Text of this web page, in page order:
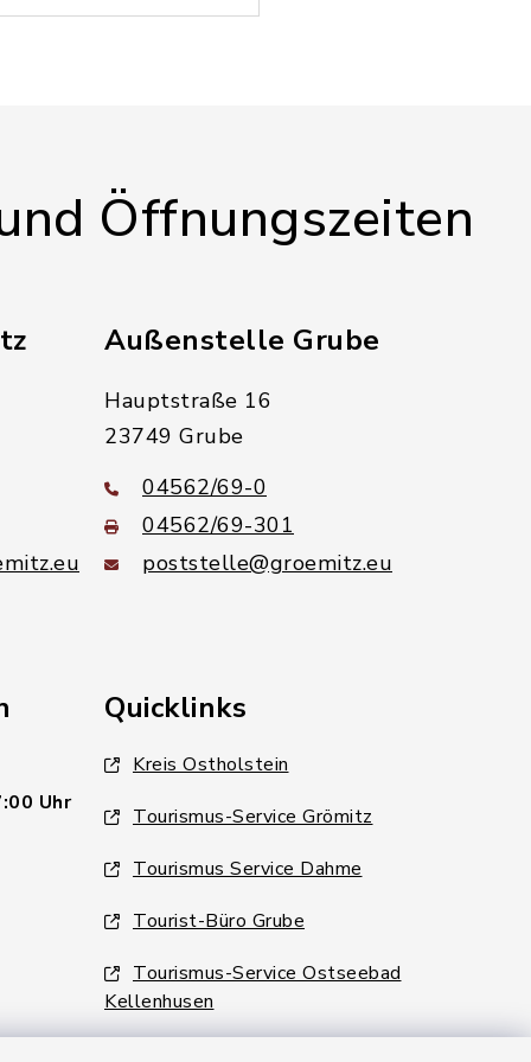
Öffnungszeiten
Außenstelle Grube
Hauptstraße 16
23749 Grube
04562/69-0
04562/69-301
poststelle@groemitz.eu
Uhr
Quicklinks
Kreis Ostholstein
Tourismus-Service Grömitz
Tourismus Service Dahme
Tourist-Büro Grube
Tourismus-Service Ostseebad
Kellenhusen